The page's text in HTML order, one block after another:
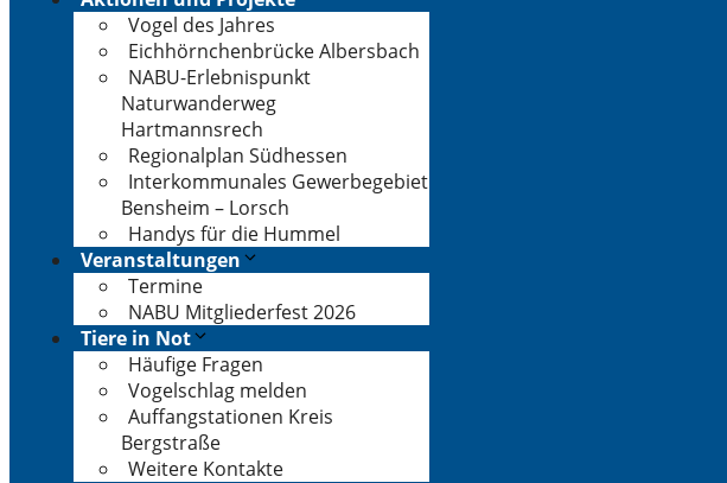
Vogel des Jahres
Eichhörnchenbrücke Albersbach
NABU-Erlebnispunkt
Naturwanderweg
Hartmannsrech
Regionalplan Südhessen
Interkommunales Gewerbegebiet
Bensheim – Lorsch
Handys für die Hummel
Veranstaltungen
Termine
NABU Mitgliederfest 2026
Tiere in Not
Häufige Fragen
Vogelschlag melden
Auffangstationen Kreis
Bergstraße
Weitere Kontakte